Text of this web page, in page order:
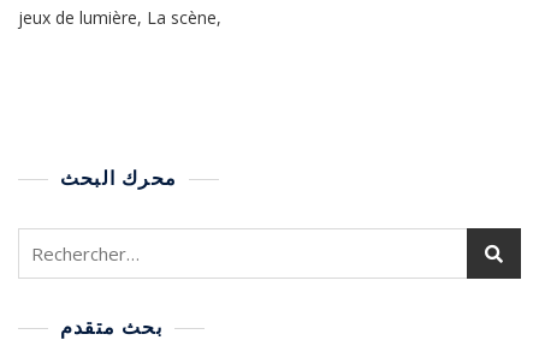
jeux de lumière, La scène,
محرك البحث
بحث متقدم